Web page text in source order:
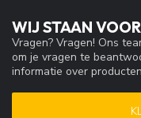
WIJ STAAN
Vragen? Vragen! Ons
om je vragen te
informatie over